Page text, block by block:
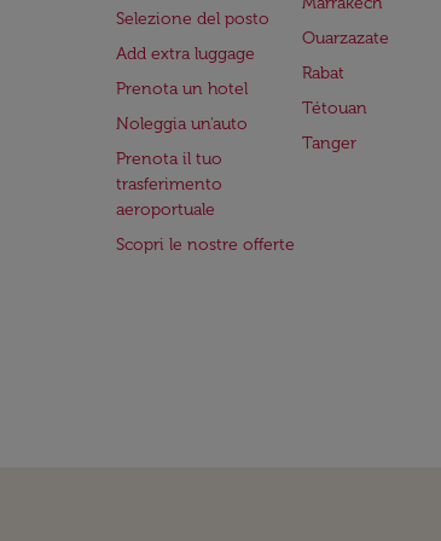
Selezione del posto
Add extra luggage
Prenota un hotel
Noleggia un'auto
Prenota il tuo
trasferimento
aeroportuale
Scopri le nostre offerte
Ouarzazate
Rabat
Tétouan
Tanger